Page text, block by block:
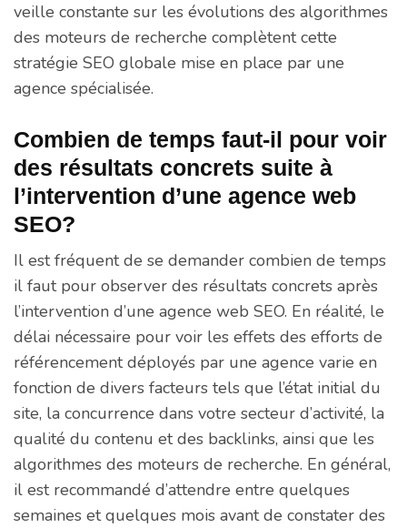
veille constante sur les évolutions des algorithmes
des moteurs de recherche complètent cette
stratégie SEO globale mise en place par une
agence spécialisée.
Combien de temps faut-il pour voir
des résultats concrets suite à
l’intervention d’une agence web
SEO?
Il est fréquent de se demander combien de temps
il faut pour observer des résultats concrets après
l’intervention d’une agence web SEO. En réalité, le
délai nécessaire pour voir les effets des efforts de
référencement déployés par une agence varie en
fonction de divers facteurs tels que l’état initial du
site, la concurrence dans votre secteur d’activité, la
qualité du contenu et des backlinks, ainsi que les
algorithmes des moteurs de recherche. En général,
il est recommandé d’attendre entre quelques
semaines et quelques mois avant de constater des